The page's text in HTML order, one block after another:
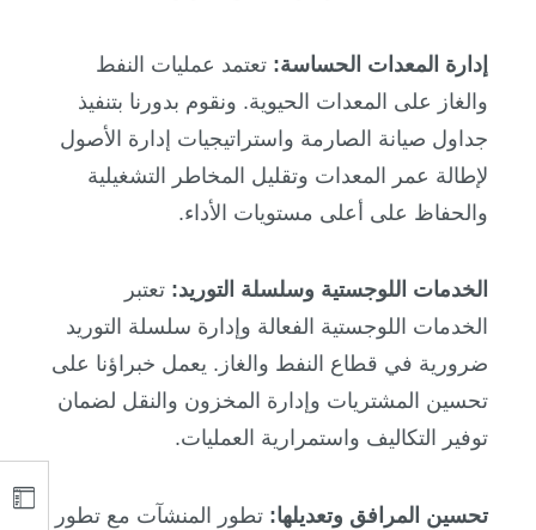
إدارة المعدات الحساسة: تعتمد عمليات النفط
والغاز على المعدات الحيوية. ونقوم بدورنا بتنفيذ
جداول صيانة الصارمة واستراتيجيات إدارة الأصول
لإطالة عمر المعدات وتقليل المخاطر التشغيلية
والحفاظ على أعلى مستويات الأداء.
الخدمات اللوجستية وسلسلة التوريد: تعتبر
الخدمات اللوجستية الفعالة وإدارة سلسلة التوريد
ضرورية في قطاع النفط والغاز. يعمل خبراؤنا على
تحسين المشتريات وإدارة المخزون والنقل لضمان
توفير التكاليف واستمرارية العمليات.
تحسين المرافق وتعديلها: تطور المنشآت مع تطور